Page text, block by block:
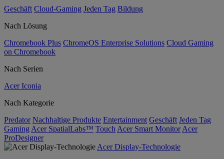
Geschäft Cloud-Gaming Jeden Tag Bildung
Nach Lösung
Chromebook Plus ChromeOS Enterprise Solutions Cloud Gaming
on Chromebook
Nach Serien
Acer Iconia
Nach Kategorie
Predator Nachhaltige Produkte Entertainment Geschäft Jeden Tag
Gaming Acer SpatialLabs™ Touch Acer Smart Monitor Acer
ProDesigner
Acer Display-Technologie